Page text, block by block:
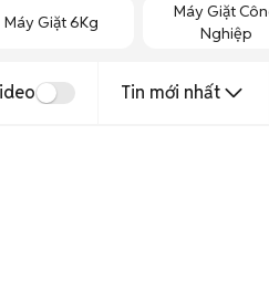
Máy Giặt 6Kg
Máy Giặt
Nghiệp
Tin mới nhất